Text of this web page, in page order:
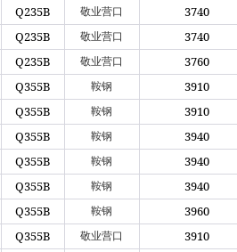
Q235B 敬业营口 3740
Q235B 敬业营口 3740
Q235B 敬业营口 3760
Q355B 鞍钢 3910
Q355B 鞍钢 3910
Q355B 鞍钢 3940
Q355B 鞍钢 3940
Q355B 鞍钢 3940
Q355B 鞍钢 3960
Q355B 敬业营口 3910